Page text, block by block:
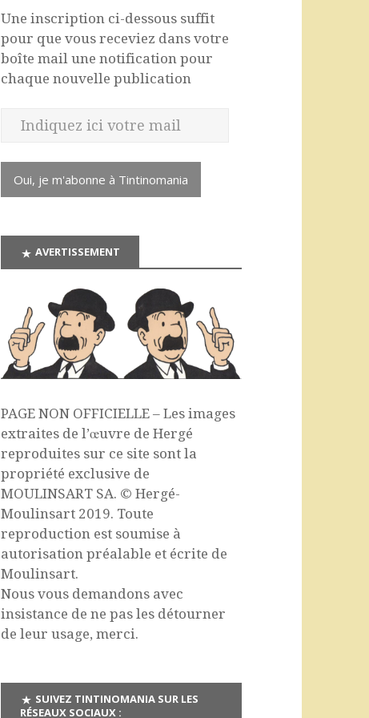
Une inscription ci-dessous suffit
pour que vous receviez dans votre
boîte mail une notification pour
chaque nouvelle publication
Oui, je m'abonne à Tintinomania
AVERTISSEMENT
PAGE NON OFFICIELLE – Les images
extraites de l’œuvre de Hergé
reproduites sur ce site sont la
propriété exclusive de
MOULINSART SA. © Hergé-
Moulinsart 2019. Toute
reproduction est soumise à
autorisation préalable et écrite de
Moulinsart.
Nous vous demandons avec
insistance de ne pas les détourner
de leur usage, merci.
SUIVEZ TINTINOMANIA SUR LES
RÉSEAUX SOCIAUX :